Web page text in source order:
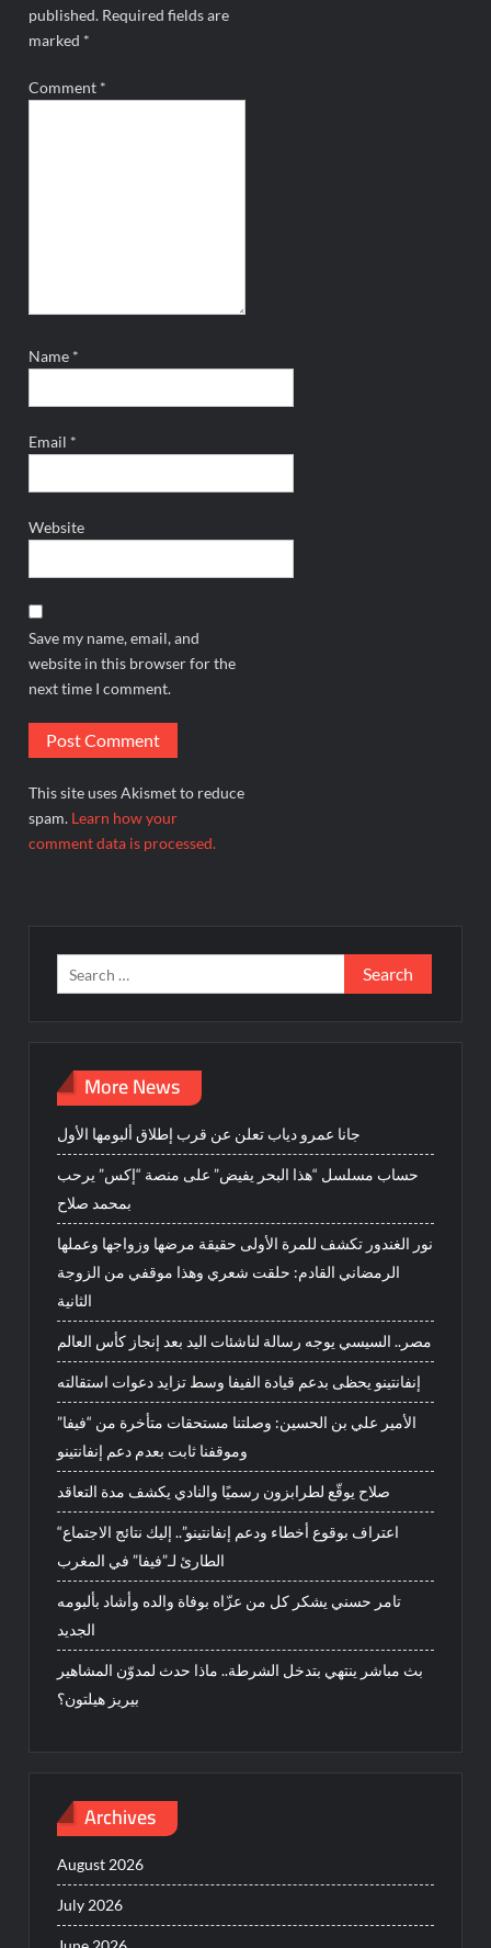
published. Required fields are
marked *
Comment *
Name *
Email *
Website
Save my name, email, and
website in this browser for the
next time I comment.
This site uses Akismet to reduce
spam. Learn how your
comment data is processed.
Search
for:
More News
جانا عمرو دياب تعلن عن قرب إطلاق ألبومها الأول
حساب مسلسل “هذا البحر يفيض” على منصة “إكس” يرحب
بمحمد صلاح
نور الغندور تكشف للمرة الأولى حقيقة مرضها وزواجها وعملها
الرمضاني القادم: حلقت شعري وهذا موقفي من الزوجة
الثانية
مصر.. السيسي يوجه رسالة لناشئات اليد بعد إنجاز كأس العالم
إنفانتينو يحظى بدعم قيادة الفيفا وسط تزايد دعوات استقالته
الأمير علي بن الحسين: وصلتنا مستحقات متأخرة من “فيفا”
وموقفنا ثابت بعدم دعم إنفانتينو
صلاح يوقّع لطرابزون رسميًا والنادي يكشف مدة التعاقد
“اعتراف بوقوع أخطاء ودعم إنفانتينو”.. إليك نتائج الاجتماع
الطارئ لـ”فيفا” في المغرب
تامر حسني يشكر كل من عزّاه بوفاة والده وأشاد بألبومه
الجديد
بث مباشر ينتهي بتدخل الشرطة.. ماذا حدث لمدوّن المشاهير
بيريز هيلتون؟
Archives
August 2026
July 2026